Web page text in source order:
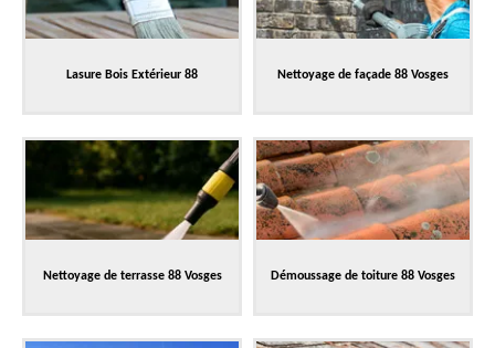
Lasure Bois Extérieur 88 Nettoyage de façade 88 Vosges
Nettoyage de terrasse 88 Vosges Démoussage de toiture 88 Vosges